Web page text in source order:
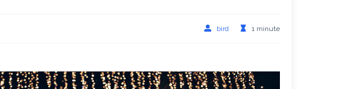
bird 1 minute